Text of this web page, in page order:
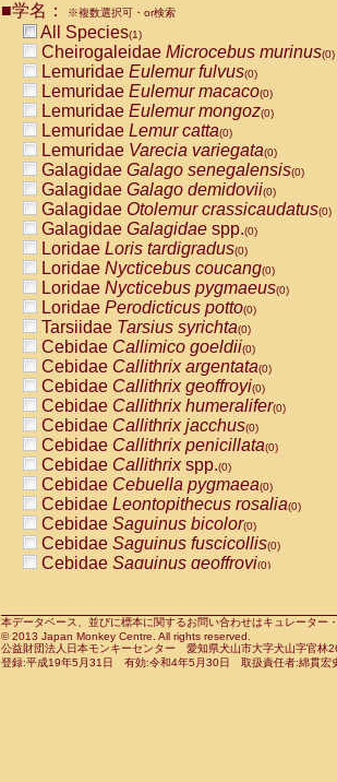
CebidaeCebus nigrivittatus
CebidaeCebus
CebidaeSaimiri boliviensis(0)
CebidaeSaimiri sciureus(0)
AtelidaeAlouatta caraya(0)
AtelidaeAlouatta fusca(0)
AtelidaeAlouatta seniculus
AtelidaeAlouattaspp.(0)
AtelidaeAteles belzebuth(0)
AtelidaeAteles geoffroyi(0)
AtelidaeAteles paniscus(0)
AtelidaeAtelesspp.(0)
Atelidae Lagothrix lagothricha
AtelidaeLagothrix lagothricha cana
PitheciidaeCacajao calvus
PitheciidaeCallicebus cupreus
PitheciidaeCallicebus donacophilus
PitheciidaeCallicebus moloch
PitheciidaeCallicebus torquatus
PitheciidaeCallicebusspp.(0)
PitheciidaeChiropotes satanas(0)
PitheciidaePithecia monachus
PitheciidaePithecia pithecia(0)
CercopithecidaeCercocebus agilis
CercopithecidaeCercocebus
CercopithecidaeCercocebus
CercopithecidaeCercocebus
CercopithecidaeCercocebus
CercopithecidaeCercocebushybrid
CercopithecidaePapio anubis(0)
CercopithecidaePapio cynocephalus
CercopithecidaePapio hamadryas(0)
■学名： ※複数選択可・or検索
All Species(1)
Cheirogaleidae Microcebus murinus(0)
Lemuridae Eulemur fulvus(0)
Lemuridae Eulemur macaco(0)
Lemuridae Eulemur mongoz(0)
Lemuridae Lemur catta(0)
Lemuridae Varecia variegata(0)
Galagidae Galago senegalensis(0)
Galagidae Galago demidovii(0)
Galagidae Otolemur crassicaudatus(0)
Galagidae Galagidae spp.(0)
Loridae Loris tardigradus(0)
Loridae Nycticebus coucang(0)
Loridae Nycticebus pygmaeus(0)
Loridae Perodicticus potto(0)
Tarsiidae Tarsius syrichta(0)
Cebidae Callimico goeldii(0)
Cebidae Callithrix argentata(0)
Cebidae Callithrix geoffroyi(0)
Cebidae Callithrix humeralifer(0)
Cebidae Callithrix jacchus(0)
Cebidae Callithrix penicillata(0)
Cebidae Callithrixspp.(0)
Cebidae Cebuella pygmaea(0)
Cebidae Leontopithecus rosalia(0)
Cebidae Saguinus bicolor(0)
Cebidae Saguinus fuscicollis(0)
Cebidae Saguinus geoffroyi(0)
CebidaeSaguinus leucopus(0)
CebidaeSaguinus midas(0)
Cebidae Saguinus mystax(0)
本データベース、並びに標本に関するお問い合わせはキュレータ
© 2013 Japan Monkey Centre. All rights reserved.
公益財団法人日本モンキーセンター 愛知県犬山市大字犬山字官
登録:平成19年5月31日 有効:令和4年5月30日 取扱責任者:綿貫宏